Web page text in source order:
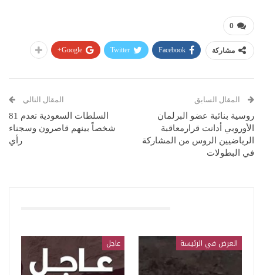
0
مشاركة Facebook
Twitter
Google+
المقال السابق
روسية بنائبة عضو البرلمان
الأوروبي أدانت قرارمعاقبة
الرياضيين الروس من المشاركة
في البطولات
المقال التالي
السلطات السعودية تعدم 81
شخصاً بينهم قاصرون وسجناء
رأي
العرض في الرئيسة عاجل